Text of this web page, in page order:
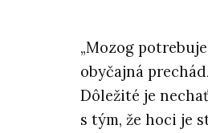
„Mozog
obyčajná
Dôležité je
s tým, že hoci je